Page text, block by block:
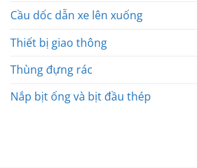
Cầu dốc dẫn xe lên xuống
Thiết bị giao thông
Thùng đựng rác
Nắp bịt ống và bịt đầu thép